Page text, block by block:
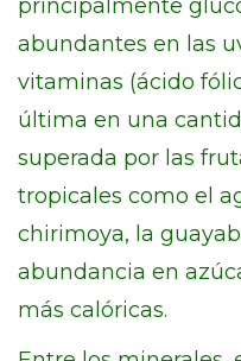
principalmente
abundantes en las
vitaminas (ácido
última en una
superada por las
tropicales como el
chirimoya, la
abundancia en
más calóricas.